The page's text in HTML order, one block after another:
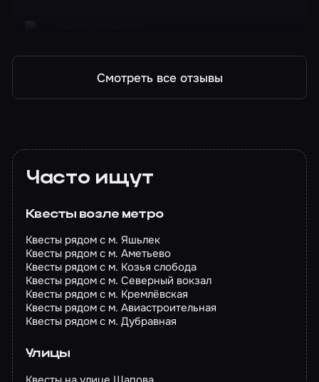
Смотреть все отзывы
Часто ищут
Квесты возле метро
Квесты рядом с м. Яшьлек
Квесты рядом с м. Аметьево
Квесты рядом с м. Козья слобода
Квесты рядом с м. Северный вокзал
Квесты рядом с м. Кремлёвская
Квесты рядом с м. Авиастроительная
Квесты рядом с м. Дубравная
Улицы